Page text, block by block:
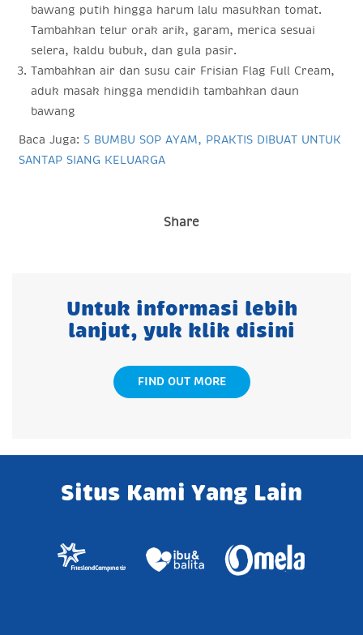
bawang putih hingga harum lalu masukkan tomat.
Tambahkan telur orak arik, garam, merica sesuai
selera, kaldu bubuk, dan gula pasir.
Tambahkan air dan susu cair Frisian Flag Full Cream,
aduk masak hingga mendidih tambahkan daun
bawang
Baca Juga: 5 BUMBU SOP AYAM, PRAKTIS DIBUAT UNTUK
SANTAP SIANG KELUARGA
Share
Untuk informasi lebih
lanjut, yuk klik disini
FIND OUT MORE
Situs Kami Yang Lain